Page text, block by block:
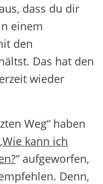
dass du dir
einem
den
Das hat den
wieder
Weg“ haben
Wie kann ich
“ aufgeworfen,
Denn,